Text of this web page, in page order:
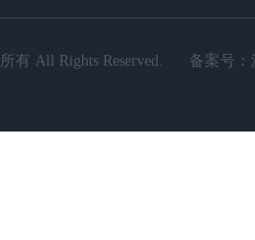
有 All Rights Reserved. 备案号：